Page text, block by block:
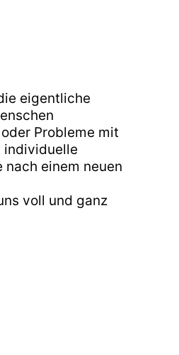
eigentliche
Probleme mit
individuelle
einem neuen
voll und ganz